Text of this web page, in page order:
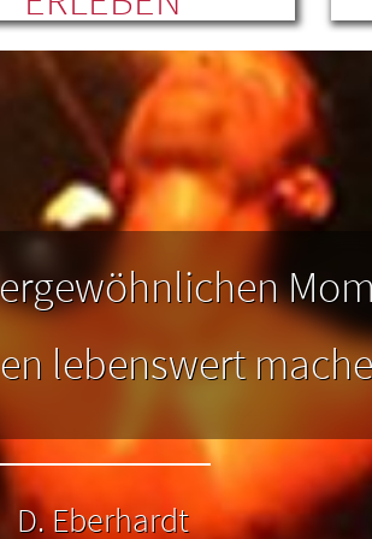
Freizeitangeboten, die es
unseren Gästekarten noch
oder sogar kostenlos zu
erleben gibt.
lebenswert
D. Eberhardt